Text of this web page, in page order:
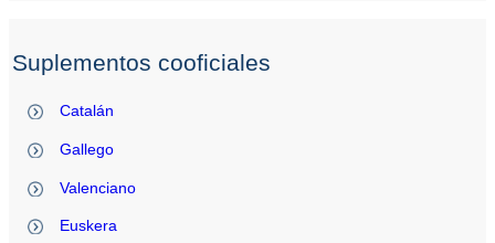
Suplementos cooficiales
Catalán
Gallego
Valenciano
Euskera